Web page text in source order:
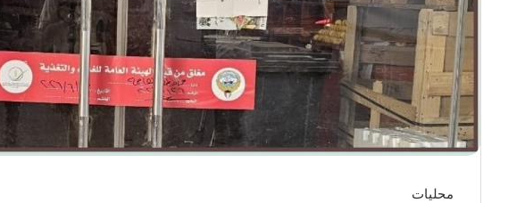
محليات